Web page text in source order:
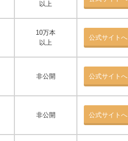
以上
10万本
以上
公式サイトへ
非公開 公式サイトへ
非公開 公式サイトへ